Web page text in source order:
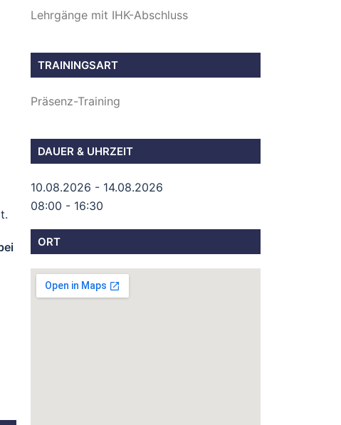
Lehrgänge mit IHK-Abschluss
TRAININGSART
Präsenz-Training
DAUER & UHRZEIT
10.08.2026 - 14.08.2026
08:00 - 16:30
ORT